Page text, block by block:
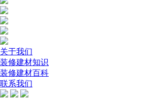
关于我们
装修建材知识
装修建材百科
联系我们